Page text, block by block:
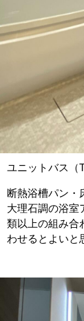
ユニットバス（
断熱浴槽パン・
大理石調の浴室
類以上の組み合
わせるとよいと